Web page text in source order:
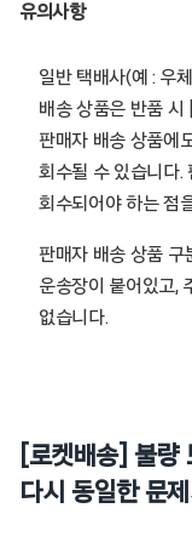
유의사항
일반 택배사(예 : 우
배송 상품은 반품 시
판매자 배송 상품에
회수될 수 있습니다.
회수되어야 하는 점
판매자 배송 상품 구
운송장이 붙어있고,
없습니다.
[로켓배송] 불량
다시 동일한 문